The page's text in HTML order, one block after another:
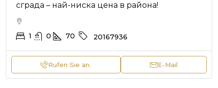
сграда – най-ниска цена в района!
1 0 70 20167936
Rufen Sie an. E-Mail